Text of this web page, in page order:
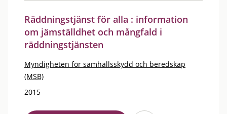
Räddningstjänst för alla : information
om jämställdhet och mångfald i
räddningstjänsten
Myndigheten för samhällsskydd och beredskap
(MSB)
2015